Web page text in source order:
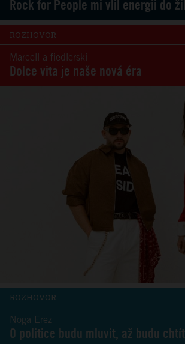
Rock for People mi vlil energii do žil
ROZHOVOR
Marcell a fiedlerski
Dolce vita je naše nová éra
ROZHOVOR
Noga Erez
O politice budu mluvit, až budu chtít